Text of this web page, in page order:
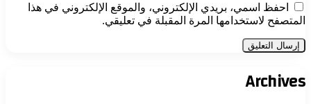
احفظ اسمي، بريدي الإلكتروني، والموقع الإلكتروني في هذا
المتصفح لاستخدامها المرة المقبلة في تعليقي.
Archives